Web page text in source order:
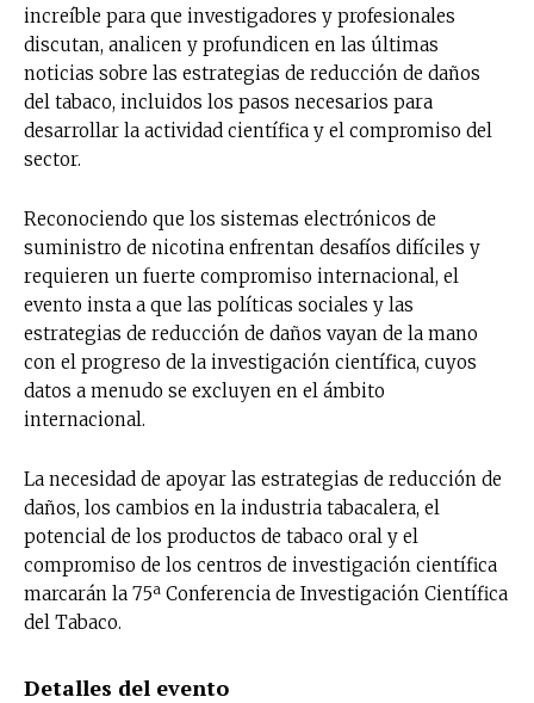
increíble para que investigadores y profesionales
discutan, analicen y profundicen en las últimas
noticias sobre las estrategias de reducción de daños
del tabaco, incluidos los pasos necesarios para
desarrollar la actividad científica y el compromiso del
sector.
Reconociendo que los sistemas electrónicos de
suministro de nicotina enfrentan desafíos difíciles y
requieren un fuerte compromiso internacional, el
evento insta a que las políticas sociales y las
estrategias de reducción de daños vayan de la mano
con el progreso de la investigación científica, cuyos
datos a menudo se excluyen en el ámbito
internacional.
La necesidad de apoyar las estrategias de reducción de
daños, los cambios en la industria tabacalera, el
potencial de los productos de tabaco oral y el
compromiso de los centros de investigación científica
marcarán la 75ª Conferencia de Investigación Científica
del Tabaco.
Detalles del evento